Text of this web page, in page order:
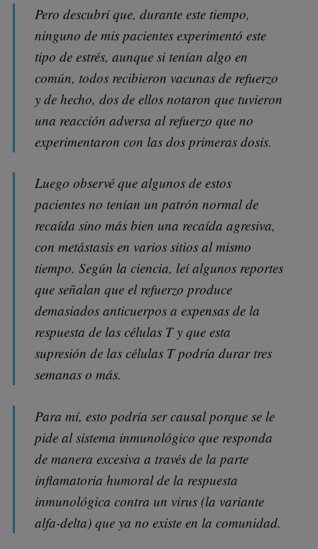
Pero descubrí que, durante este tiempo,
ninguno de mis pacientes experimentó este
tipo de estrés, aunque si tenían algo en
común, todos recibieron vacunas de refuerzo
y de hecho, dos de ellos notaron que tuvieron
una reacción adversa al refuerzo que no
experimentaron con las dos primeras dosis.
Luego observé que algunos de estos
pacientes no tenían un patrón normal de
recaída sino más bien una recaída agresiva,
con metástasis en varios sitios al mismo
tiempo. Según la ciencia, leí algunos reportes
que señalan que el refuerzo produce
demasiados anticuerpos a expensas de la
respuesta de las células T y que esta
supresión de las células T podría durar tres
semanas o más.
Para mí, esto podría ser causal porque se le
pide al sistema inmunológico que responda
de manera excesiva a través de la parte
inflamatoria humoral de la respuesta
inmunológica contra un virus (la variante
alfa-delta) que ya no existe en la comunidad.